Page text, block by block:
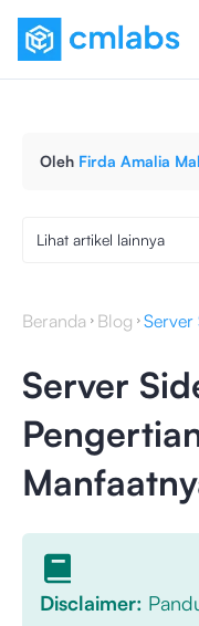
Oleh Firda Amalia
Lihat artikel lainnya
Beranda Blog
Server
Disclaimer: